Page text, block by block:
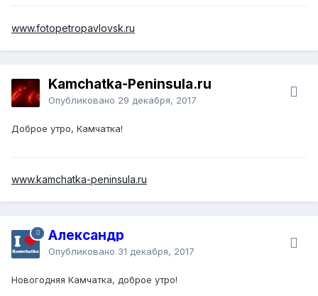
www.fotopetropavlovsk.ru
Kamchatka-Peninsula.ru
Опубликовано 29 декабря, 2017
Доброе утро, Камчатка!
www.kamchatka-peninsula.ru
Александр
Опубликовано 31 декабря, 2017
Новогодняя Камчатка, доброе утро!